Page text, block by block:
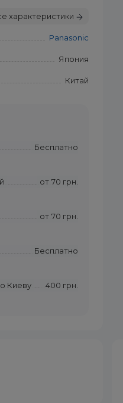
характеристики
Panasonic
Япония
Китай
Бесплатно
от 70 грн.
от 70 грн.
Бесплатно
Киеву 400 грн.